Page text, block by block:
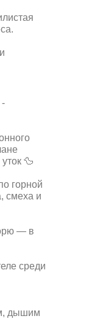
-
🦆
горной
смеха и
— в
среди
дышим